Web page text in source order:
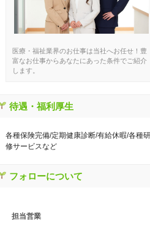
医療・福祉業界のお仕事は当社へお任せ！豊
富なお仕事からあなたにあった条件でご紹介
します。
待遇・福利厚生
各種保険完備/定期健康診断/有給休暇/各種研
修サービスなど
フォローについて
担当営業